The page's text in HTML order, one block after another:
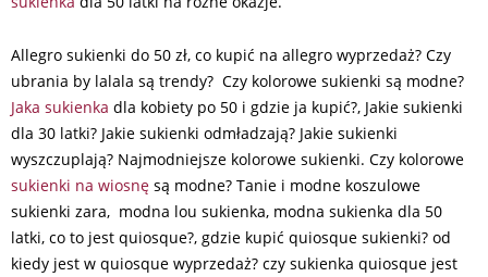
Allegro sukienki do 50 zł, co kupić na allegro wyprzedaż? Czy
ubrania by lalala są trendy? Czy kolorowe sukienki są modne?
Jaka sukienka dla kobiety po 50 i gdzie ja kupić?, Jakie sukienki
dla 30 latki? Jakie sukienki odmładzają? Jakie sukienki
wyszczuplają? Najmodniejsze kolorowe sukienki. Czy kolorowe
sukienki na wiosnę są modne? Tanie i modne koszulowe
sukienki zara, modna lou sukienka, modna sukienka dla 50
latki, co to jest quiosque?, gdzie kupić quiosque sukienki? od
kiedy jest w quiosque wyprzedaż? czy sukienka quiosque jest